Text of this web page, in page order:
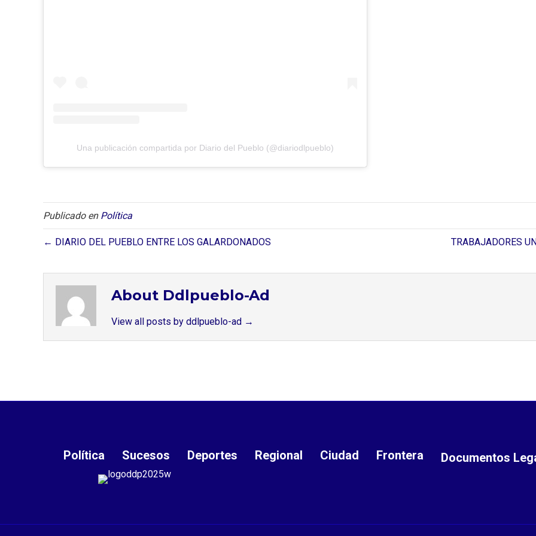
Una publicación compartida por Diario del Pueblo (@diariodlpueblo)
Publicado en Política
← DIARIO DEL PUEBLO ENTRE LOS GALARDONADOS TRABAJADORES
About Ddlpueblo-Ad
View all posts by ddlpueblo-ad →
Política Sucesos Deportes Regional Ciudad Frontera Documentos